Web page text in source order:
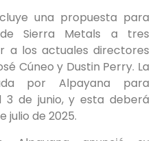
una propuesta para
Sierra Metals a tres
a los actuales directores
Cúneo y Dustin Perry. La
por Alpayana para
de junio, y esta deberá
julio de 2025.